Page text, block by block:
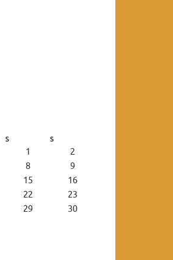
S S
1
2
8
9
15
16
22
23
29
30